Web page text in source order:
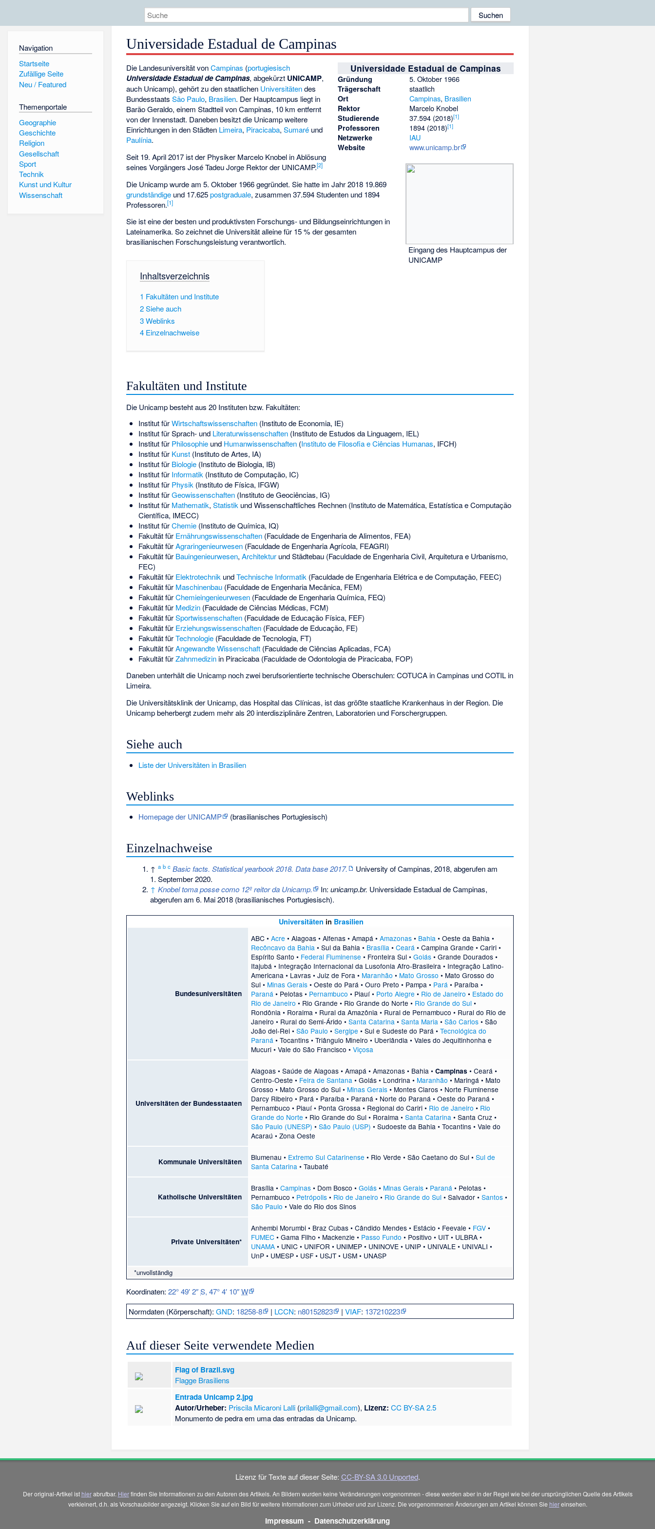
Navigation
Startseite
Zufällige Seite
Neu / Featured
Themenportale
Geographie
Geschichte
Religion
Gesellschaft
Sport
Technik
Kunst und Kultur
Wissenschaft
Universidade Estadual de Campinas
Universidade Estadual de Campinas
Gründung 5. Oktober 1966
Trägerschaft staatlich
Ort Campinas, Brasilien
Rektor Marcelo Knobel
Studierende 37.594 (2018)[1]
Professoren 1894 (2018)[1]
Netzwerke IAU
Website www.unicamp.br
Eingang des Hauptcampus der
UNICAMP
Die Landesuniversität vonCampinas (portugiesisch
Universidade Estadual de Campinas, abgekürzt UNICAMP,
auch Unicamp), gehört zu den staatlichen Universitätendes
BundesstaatsSão Paulo, Brasilien. Der Hauptcampus liegt in
Barão Geraldo, einem Stadtteil von Campinas, 10 km entfernt
von der Innenstadt. Daneben besitzt die Unicamp weitere
Einrichtungen in den Städten Limeira, Piracicaba,Sumaré und
Paulínia.
Seit 19. April 2017 ist der Physiker Marcelo Knobel in Ablösung
seines Vorgängers José Tadeu Jorge Rektor der UNICAMP.[2]
Die Unicamp wurde am 5. Oktober 1966 gegründet. Sie hatte im Jahr 2018 19.869
grundständige und 17.625postgraduale, zusammen 37.594 Studenten und 1894
Professoren.[1]
Sie ist eine der besten und produktivsten Forschungs- und Bildungseinrichtungen in
Lateinamerika. So zeichnet die Universität alleine für 15 % der gesamten
brasilianischen Forschungsleistung verantwortlich.
Inhaltsverzeichnis
1 Fakultäten und Institute
2Siehe auch
3Weblinks
4 Einzelnachweise
Fakultäten und Institute
Die Unicamp besteht aus 20 Instituten bzw. Fakultäten:
Institut fürWirtschaftswissenschaften(Instituto de Economia, IE)
Institut für Sprach- und Literaturwissenschaften(Instituto de Estudos da Linguagem, IEL)
Institut für Philosophieund Humanwissenschaften(Instituto de Filosofia e Ciências Humanas, IFCH)
Institut für Kunst(Instituto de Artes, IA)
Institut für Biologie(Instituto de Biologia, IB)
Institut für Informatik (Instituto de Computação, IC)
Institut für Physik (Instituto de Física, IFGW)
Institut fürGeowissenschaften(Instituto de Geociências, IG)
Institut für Mathematik, Statistik und Wissenschaftliches Rechnen (Instituto de Matemática, Estatística e Computação
Científica, IMECC)
Institut fürChemie(Instituto de Química, IQ)
Fakultät für Ernährungswissenschaften(Faculdade de Engenharia de Alimentos, FEA)
Fakultät fürAgraringenieurwesen(Faculdade de Engenharia Agrícola, FEAGRI)
Fakultät für Bauingenieurwesen, Architekturund Städtebau (Faculdade de Engenharia Civil, Arquitetura e Urbanismo,
FEC)
Fakultät für Elektrotechnik undTechnische Informatik (Faculdade de Engenharia Elétrica e de Computação, FEEC)
Fakultät für Maschinenbau(Faculdade de Engenharia Mecânica, FEM)
Fakultät fürChemieingenieurwesen(Faculdade de Engenharia Química, FEQ)
Fakultät für Medizin(Faculdade de Ciências Médicas, FCM)
Fakultät fürSportwissenschaften(Faculdade de Educação Física, FEF)
Fakultät für Erziehungswissenschaften(Faculdade de Educação, FE)
Fakultät fürTechnologie(Faculdade de Tecnologia, FT)
Fakultät fürAngewandte Wissenschaft(Faculdade de Ciências Aplicadas, FCA)
Fakultät fürZahnmedizinin Piracicaba (Faculdade de Odontologia de Piracicaba, FOP)
Daneben unterhält die Unicamp noch zwei berufsorientierte technische Oberschulen: COTUCA in Campinas und COTIL in
Limeira.
Die Universitätsklinik der Unicamp, das Hospital das Clínicas, ist das größte staatliche Krankenhaus in der Region. Die
Unicamp beherbergt zudem mehr als 20 interdisziplinäre Zentren, Laboratorien und Forschergruppen.
Siehe auch
Liste der Universitäten in Brasilien
Weblinks
Homepage der UNICAMP (brasilianisches Portugiesisch)
Einzelnachweise
↑ a b c Basic facts. Statistical yearbook 2018. Data base 2017. University of Campinas, 2018, abgerufen am
1. September 2020.
↑ Knobel toma posse como 12º reitor da Unicamp. In: unicamp.br. Universidade Estadual de Campinas,
abgerufen am 6. Mai 2018 (brasilianisches Portugiesisch).
Universitäten in Brasilien
Bundesuniversitäten
ABC• Acre • Alagoas• Alfenas• Amapá• Amazonas• Bahia• Oeste da Bahia•
Recôncavo da Bahia• Sul da Bahia• Brasília• Ceará• Campina Grande • Cariri•
Espírito Santo • Federal Fluminense • Fronteira Sul • Goiás• Grande Dourados•
Itajubá• Integração Internacional da Lusofonia Afro-Brasileira• Integração Latino-
Americana• Lavras• Juiz de Fora• Maranhão • Mato Grosso • Mato Grosso do
Sul • Minas Gerais• Oeste do Pará• Ouro Preto • Pampa• Pará• Paraíba•
Paraná• Pelotas• Pernambuco • Piauí• Porto Alegre • Rio de Janeiro • Estado do
Rio de Janeiro • Rio Grande • Rio Grande do Norte • Rio Grande do Sul •
Rondônia• Roraima• Rural da Amazônia• Rural de Pernambuco • Rural do Rio de
Janeiro • Rural do Semi-Árido • Santa Catarina• Santa Maria• São Carlos• São
João del-Rei• São Paulo • Sergipe • Sul e Sudeste do Pará• Tecnológica do
Paraná• Tocantins• Triângulo Mineiro • Uberlândia• Vales do Jequitinhonha e
Mucuri• Vale do São Francisco • Viçosa
Universitäten der Bundesstaaten
Alagoas• Saúde de Alagoas• Amapá• Amazonas• Bahia• Campinas • Ceará•
Centro-Oeste • Feira de Santana• Goiás• Londrina• Maranhão • Maringá• Mato
Grosso • Mato Grosso do Sul • Minas Gerais• Montes Claros• Norte Fluminense
Darcy Ribeiro • Pará• Paraíba• Paraná• Norte do Paraná• Oeste do Paraná•
Pernambuco • Piauí• Ponta Grossa• Regional do Cariri• Rio de Janeiro • Rio
Grande do Norte • Rio Grande do Sul • Roraima• Santa Catarina• Santa Cruz•
São Paulo (UNESP) • São Paulo (USP) • Sudoeste da Bahia• Tocantins• Vale do
Acaraú • Zona Oeste
Kommunale Universitäten Blumenau • Extremo Sul Catarinense • Rio Verde • São Caetano do Sul • Sul de
Santa Catarina• Taubaté
Katholische Universitäten
Brasília• Campinas• Dom Bosco • Goiás• Minas Gerais• Paraná• Pelotas•
Pernambuco • Petrópolis• Rio de Janeiro • Rio Grande do Sul • Salvador• Santos•
São Paulo • Vale do Rio dos Sinos
Private Universitäten*
Anhembi Morumbi• Braz Cubas• Cândido Mendes• Estácio • Feevale • FGV•
FUMEC• Gama Filho • Mackenzie • Passo Fundo • Positivo • UIT• ULBRA•
UNAMA• UNIC• UNIFOR• UNIMEP• UNINOVE• UNIP• UNIVALE• UNIVALI •
UnP• UMESP• USF• USJT• USM• UNASP
*unvollständig
Koordinaten:22° 49′ 2″S,47° 4′ 10″W
Normdaten (Körperschaft):GND: 18258-8 | LCCN: n80152823 |VIAF: 137210223
Auf dieser Seite verwendete Medien
Flag of Brazil.svg
Flagge Brasiliens
Entrada Unicamp 2.jpg
Autor/Urheber: Priscila Micaroni Lalli (prilalli@gmail.com), Lizenz: CC BY-SA 2.5
Monumento de pedra em uma das entradas da Unicamp.
Lizenz für Texte auf dieser Seite: CC-BY-SA 3.0 Unported.
Der original-Artikel ist hierabrufbar. Hierfinden Sie Informationen zu den Autoren des Artikels. An Bildern wurden keine Veränderungen vorgenommen - diese werden aber in der Regel wie bei der ursprünglichen Quelle des Artikels
verkleinert, d.h. als Vorschaubilder angezeigt. Klicken Sie auf ein Bild für weitere Informationen zum Urheber und zur Lizenz. Die vorgenommenen Änderungen am Artikel können Sie hiereinsehen.
Impressum - Datenschutzerklärung